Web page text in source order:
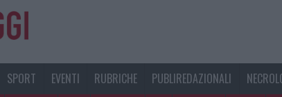
SPORT EVENTI RUBRICHE PUBLIREDAZIONALI